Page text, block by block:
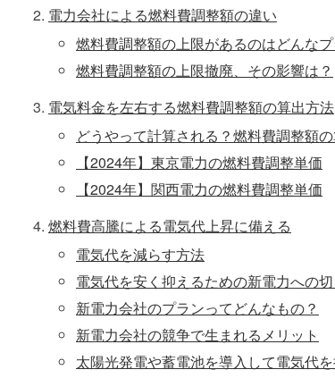
電力会社による燃料費調整額の違い
燃料費調整額の上限があるのはどんなプ
燃料費調整額の上限撤廃、その影響は？
電気料金を左右する燃料費調整額の算出方法
どうやって計算される？燃料費調整額
【2024年】東京電力の燃料費調整単価
【2024年】関西電力の燃料費調整単価
燃料費高騰による電気代上昇に備える
電気代を減らす方法
電気代を安く抑えるための新電力への
新電力会社のプランってどんなもの？
新電力会社の競争で生まれるメリット
太陽光発電や蓄電池を導入して電気代